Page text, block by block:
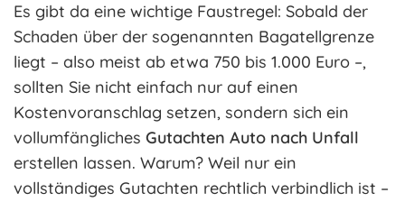
Es gibt da eine wichtige Faustregel: Sobald der
Schaden über der sogenannten Bagatellgrenze
liegt – also meist ab etwa 750 bis 1.000 Euro –,
sollten Sie nicht einfach nur auf einen
Kostenvoranschlag setzen, sondern sich ein
vollumfängliches Gutachten Auto nach Unfall
erstellen lassen. Warum? Weil nur ein
vollständiges Gutachten rechtlich verbindlich ist –